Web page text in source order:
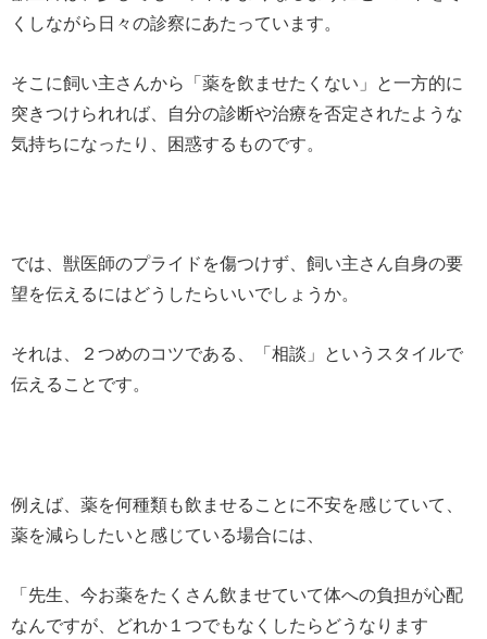
くしながら日々の診察にあたっています。
そこに飼い主さんから「薬を飲ませたくない」と一方的に
突きつけられれば、自分の診断や治療を否定されたような
気持ちになったり、困惑するものです。
では、獣医師のプライドを傷つけず、飼い主さん自身の要
望を伝えるにはどうしたらいいでしょうか。
それは、２つめのコツである、「相談」というスタイルで
伝えることです。
例えば、薬を何種類も飲ませることに不安を感じていて、
薬を減らしたいと感じている場合には、
「先生、今お薬をたくさん飲ませていて体への負担が心配
なんですが、どれか１つでもなくしたらどうなります